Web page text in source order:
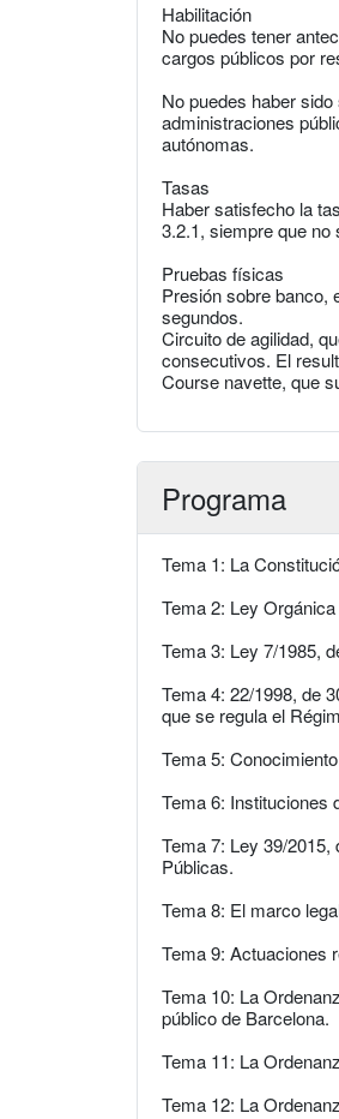
Habilitación
No puedes tener
cargos públicos por
No puedes haber
administraciones
autónomas.
Tasas
Haber satisfecho la
3.2.1, siempre que no
Pruebas físicas
Presión sobre banco,
segundos.
Circuito de agilidad,
consecutivos. El
Course navette, que
Programa
Tema 1: La
Tema 2: Ley
Tema 3: Ley 7/1985,
Tema 4: 22/1998, de
que se regula el
Tema 5:
Tema 6: Instituciones
Tema 7: Ley 39/
Públicas.
Tema 8: El marco
Tema 9: Actuaciones
Tema 10: La
público de Barcelona.
Tema 11: La
Tema 12: La